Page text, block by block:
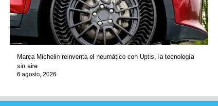
Marca Michelin reinventa el neumático con Uptis, la tecnología
sin aire
6 agosto, 2026